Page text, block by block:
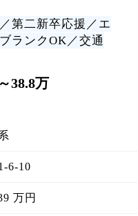
第二新卒応援／エ
ランクOK／交通
38.8万
6-10
万円